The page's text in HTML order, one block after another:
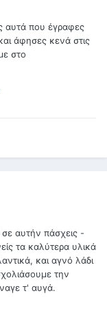
αυτά που έγραφες
άφησες κενά στις
στο
αυτήν πάσχεις -
τα καλύτερα υλικά
και αγνό λάδι
την
τ' αυγά.